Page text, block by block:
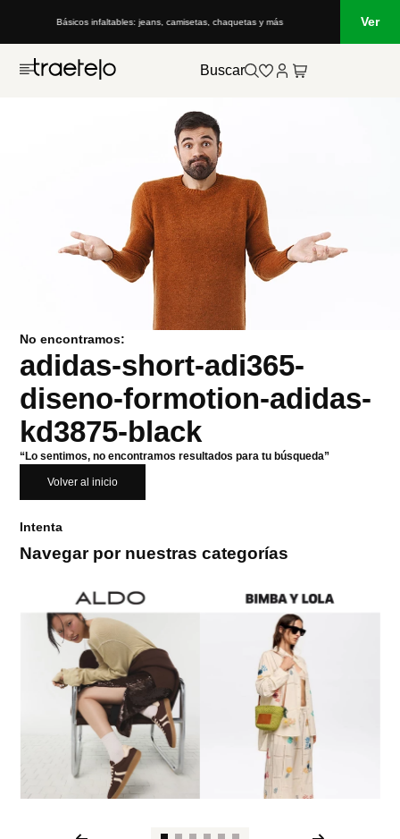
Básicos infaltables: jeans, camisetas, chaquetas y más Ver
Buscar
No encontramos:
adidas-short-adi365-
diseno-formotion-adidas-
kd3875-black
“Lo sentimos, no encontramos resultados para tu búsqueda”
Volver al inicio
Intenta
Navegar por nuestras categorías